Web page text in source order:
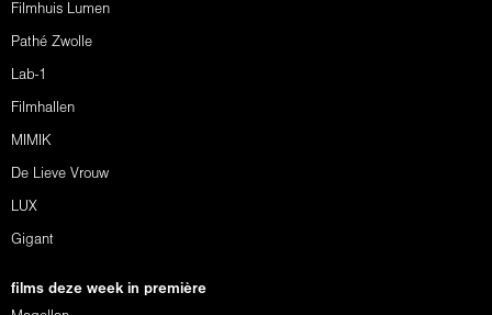
Filmhuis Lumen
Pathé Zwolle
Lab-1
Filmhallen
MIMIK
De Lieve Vrouw
LUX
Gigant
films deze week in première